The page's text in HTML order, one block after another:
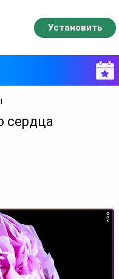
сердца
Установить